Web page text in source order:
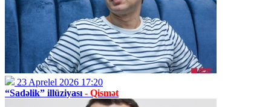
23 Aprelel 2026 17:20
“Sadəlik” illüziyası - Qismət